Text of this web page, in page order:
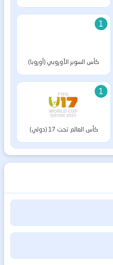
1
كأس السوبر الأوروبي (أوروبا)
1
كأس العالم تحت 17 (دولي)